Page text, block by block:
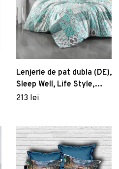
Lenjerie de pat dubla (DE),
Sleep Well, Life Style,
Bumbac Ranforce
213 lei